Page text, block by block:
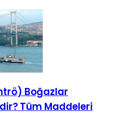
Boğazlar
Tüm Maddeleri